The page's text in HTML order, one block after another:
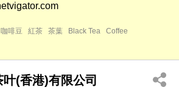
咖啡豆 紅茶 茶葉 Black Tea
Coffee
(香港)有限公司